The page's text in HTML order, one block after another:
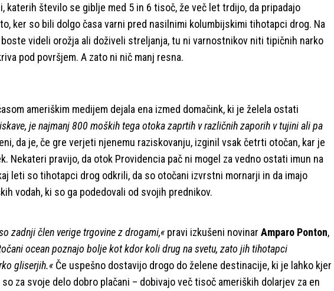
katerih število se giblje med 5 in 6 tisoč, že več let trdijo, da pripadajo
ker so bili dolgo časa varni pred nasilnimi kolumbijskimi tihotapci drog. Na
videli orožja ali doživeli streljanja, tu ni varnostnikov niti tipičnih narko
pod površjem. A zato ni nič manj resna.
ameriškim medijem dejala ena izmed domačink, ki je želela ostati
je najmanj 800 moških tega otoka zaprtih v različnih zaporih v tujini ali pa
da je, če gre verjeti njenemu raziskovanju, izginil vsak četrti otočan, kar je
Nekateri pravijo, da otok Providencia pač ni mogel za vedno ostati imun na
leti so tihotapci drog odkrili, da so otočani izvrstni mornarji in da imajo
vodah, ki so ga podedovali od svojih prednikov.
zadnji člen verige trgovine z drogami,« pravi izkušeni novinar Amparo Ponton,
ocean poznajo bolje kot kdor koli drug na svetu, zato jih tihotapci
gliserjih.« Če uspešno dostavijo drogo do želene destinacije, ki je lahko kjer
za svoje delo dobro plačani – dobivajo več tisoč ameriških dolarjev za en